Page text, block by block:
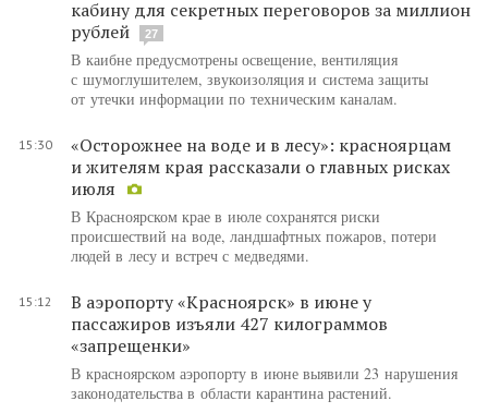
кабину для секретных переговоров за миллион
рублей
27
В каибне предусмотрены освещение, вентиляция
с шумоглушителем, звукоизоляция и система защиты
от утечки информации по техническим каналам.
15:30
«Осторожнее на воде и в лесу»: красноярцам
и жителям края рассказали о главных рисках
июля
В Красноярском крае в июле сохранятся риски
происшествий на воде, ландшафтных пожаров, потери
людей в лесу и встреч с медведями.
15:12
В аэропорту «Красноярск» в июне у
пассажиров изъяли 427 килограммов
«запрещенки»
В красноярском аэропорту в июне выявили 23 нарушения
законодательства в области карантина растений.